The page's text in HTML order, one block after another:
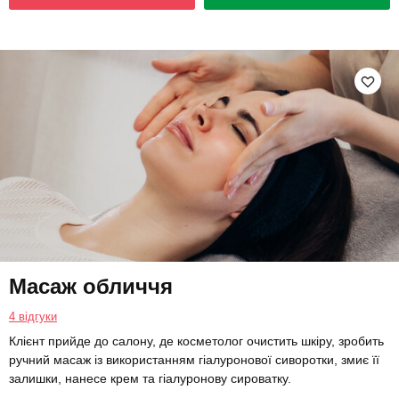
Масаж обличчя
4 відгуки
Клієнт прийде до салону, де косметолог очистить шкіру, зробить
ручний масаж із використанням гіалуронової сиворотки, змиє її
залишки, нанесе крем та гіалуронову сироватку.